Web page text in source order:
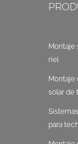
Montaje
riel
Montaje
solar de
para